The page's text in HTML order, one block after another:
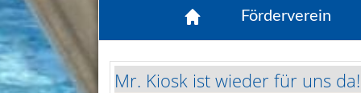
Förderverein
Mr. Kiosk ist wieder für uns da!